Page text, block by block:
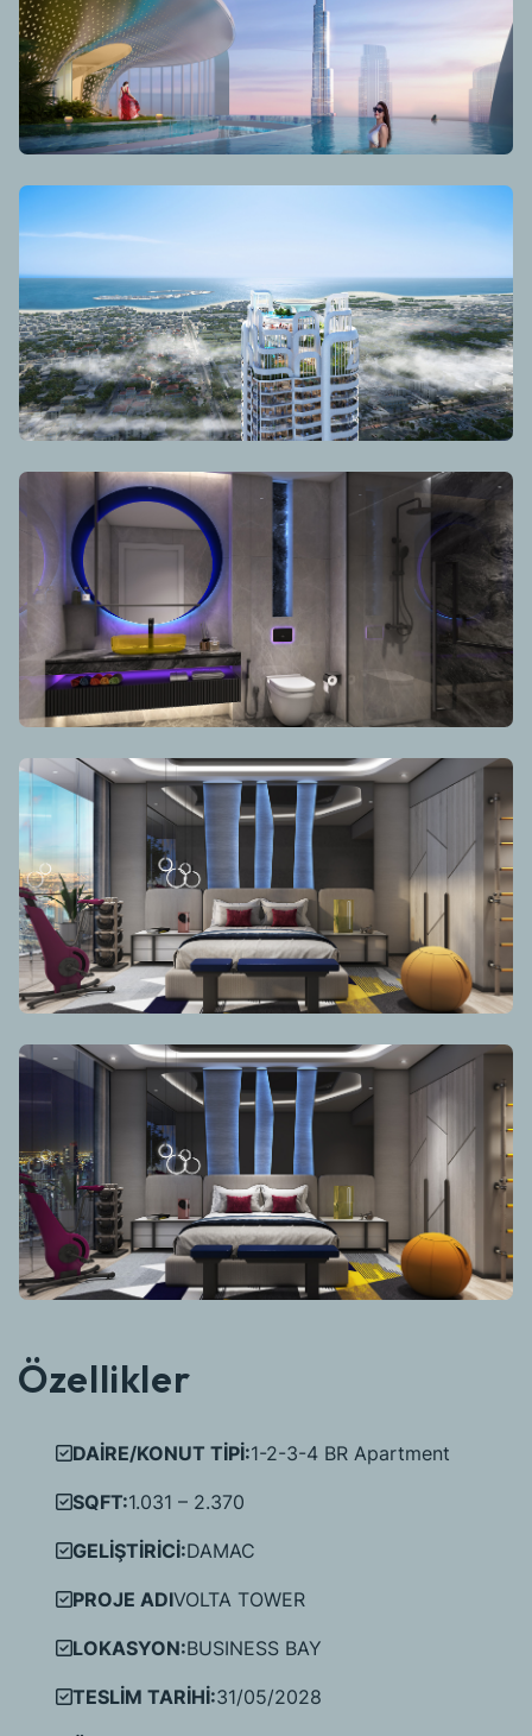
Özellikler
DAİRE/KONUT TİPİ:1-2-3-4 BR Apartment
SQFT:1.031 – 2.370
GELİŞTİRİCİ:DAMAC
PROJE ADIVOLTA TOWER
LOKASYON:BUSINESS BAY
TESLİM TARİHİ:31/05/2028